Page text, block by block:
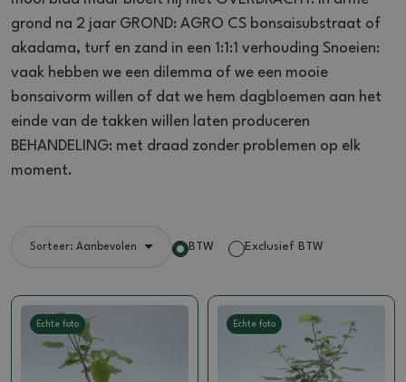
grond na 2 jaar GROND: AGRO CS bonsaisubstraat of
akadama, turf en zand in een 1:1:1 verhouding Snoeien:
vaak hebben we een dilemma of we een mooie
bonsaivorm willen of dat we hem dagbloemen aan het
einde van de takken willen laten produceren
BEHANDELING: met draad zonder problemen op elk
moment.
Sorteer: Aanbevolen BTW Exclusief BTW
Echte foto Echte foto